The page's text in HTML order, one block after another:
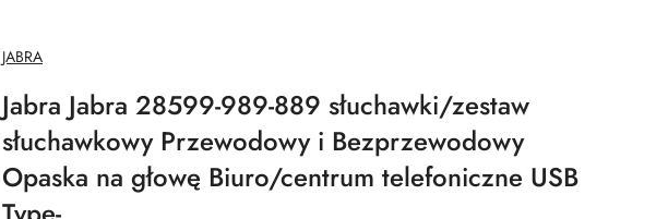
NAZWA
PRODUCENTA:
JABRA
Jabra Jabra 28599-989-889 słuchawki/zestaw
słuchawkowy Przewodowy i Bezprzewodowy
Opaska na głowę Biuro/centrum telefoniczne USB